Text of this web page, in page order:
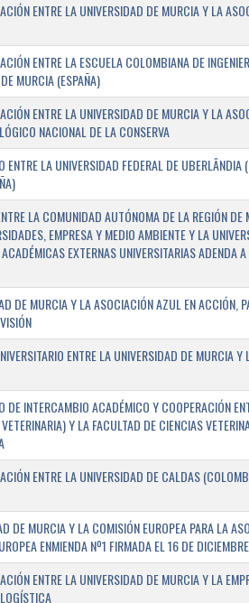
ENTRE LA UNIVERSIDAD DE MURCIA Y LA
ENTRE LA ESCUELA COLOMBIANA DE
MURCIA (ESPAÑA)
ENTRE LA UNIVERSIDAD DE MURCIA Y LA
NACIONAL DE LA CONSERVA
ENTRE LA UNIVERSIDAD FEDERAL DE UBERLÂNDIA
LA COMUNIDAD AUTÓNOMA DE LA REGIÓN DE
EMPRESA Y MEDIO AMBIENTE Y LA
EXTERNAS UNIVERSITARIAS ADENDA
DE MURCIA Y LA ASOCIACIÓN AZUL EN ACCIÓN,
ENTRE LA UNIVERSIDAD DE MURCIA
DE INTERCAMBIO ACADÉMICO Y COOPERACIÓN
Y LA FACULTAD DE CIENCIAS
ENTRE LA UNIVERSIDAD DE CALDAS
DE MURCIA Y LA COMISIÓN EUROPEA PARA LA
ENMIENDA Nº1 FIRMADA EL 16 DE
ENTRE LA UNIVERSIDAD DE MURCIA Y LA